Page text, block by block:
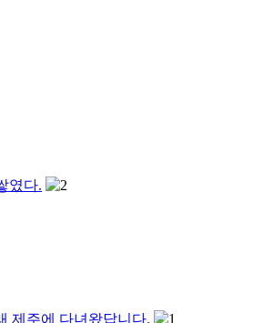
였다. 2
제주에 다녀왔답니다. 1